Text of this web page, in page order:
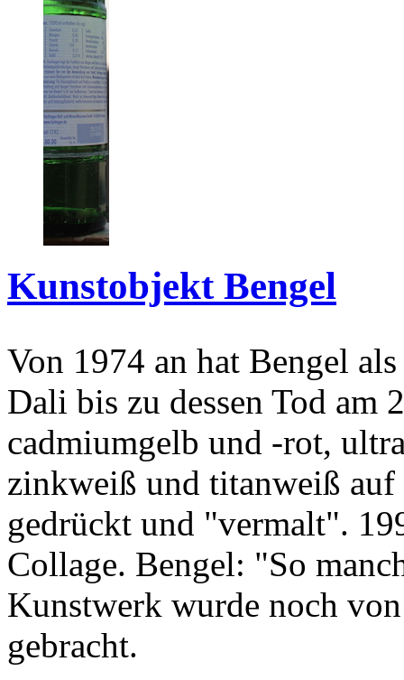
Kunstobjekt Bengel
Von 1974 an hat Bengel
Dali bis zu dessen Tod am
cadmiumgelb und -rot,
zinkweiß und titanweiß
gedrückt und "vermalt".
Collage. Bengel: "So
Kunstwerk wurde noch
gebracht.